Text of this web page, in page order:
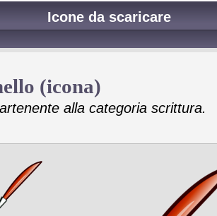
Icone da scaricare
(icona)
alla categoria scrittura.